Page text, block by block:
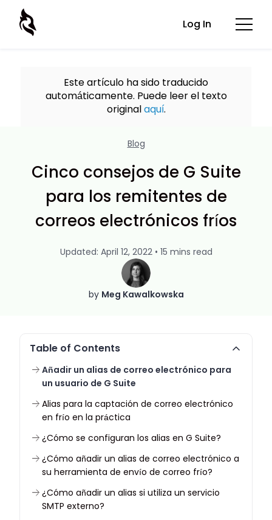
Log In
Este artículo ha sido traducido
automáticamente. Puede leer el texto
originalaquí.
Blog
Cinco consejos de G Suite
para los remitentes de
correos electrónicos fríos
by Meg Kawalkowska
Updated: April 12, 2022 • 15 mins read
Table of Contents
Añadir un alias de correo electrónico para
un usuario de G Suite
Alias para la captación de correo electrónico
en frío en la práctica
¿Cómo se configuran los alias en G Suite?
¿Cómo añadir un alias de correo electrónico a
su herramienta de envío de correo frío?
¿Cómo añadir un alias si utiliza un servicio
SMTP externo?